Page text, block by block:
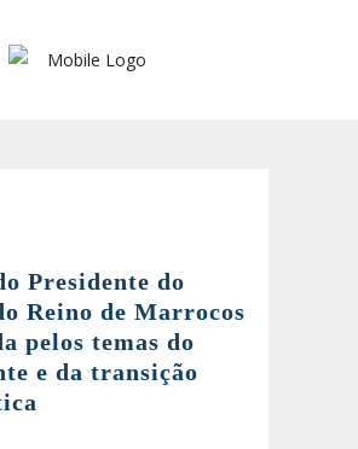
Presidente do
Reino de Marrocos
pelos temas do
e da transição